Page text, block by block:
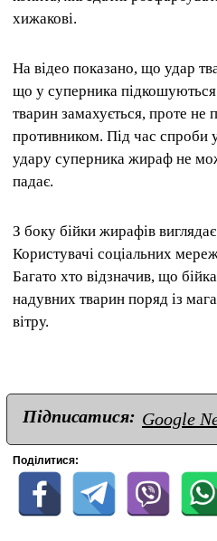
хижакові.
На відео показано, що удар
що у суперника підкошуються
тварин замахується, проте не
противником. Під час спроби
удару суперника жираф не
падає.
З боку бійки жирафів
Користувачі соціальних
Багато хто відзначив, що
надувних тварин поряд із
вітру.
Підписатися: Google
Поділитися: